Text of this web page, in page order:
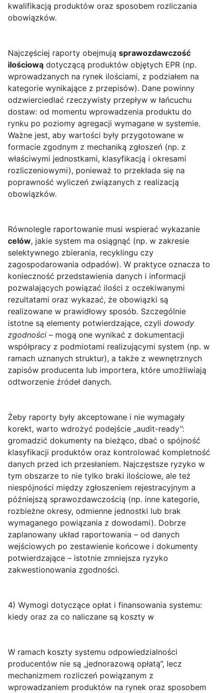
kwalifikacją produktów oraz sposobem rozliczania
obowiązków.
Najczęściej raporty obejmują sprawozdawczość
ilościową dotyczącą produktów objętych EPR (np.
wprowadzanych na rynek ilościami, z podziałem na
kategorie wynikające z przepisów). Dane powinny
odzwierciedlać rzeczywisty przepływ w łańcuchu
dostaw: od momentu wprowadzenia produktu do
rynku po poziomy agregacji wymagane w systemie.
Ważne jest, aby wartości były przygotowane w
formacie zgodnym z mechaniką zgłoszeń (np. z
właściwymi jednostkami, klasyfikacją i okresami
rozliczeniowymi), ponieważ to przekłada się na
poprawność wyliczeń związanych z realizacją
obowiązków.
Równolegle raportowanie musi wspierać wykazanie
celów, jakie system ma osiągnąć (np. w zakresie
selektywnego zbierania, recyklingu czy
zagospodarowania odpadów). W praktyce oznacza to
konieczność przedstawienia danych i informacji
pozwalających powiązać ilości z oczekiwanymi
rezultatami oraz wykazać, że obowiązki są
realizowane w prawidłowy sposób. Szczególnie
istotne są elementy potwierdzające, czyli dowody
zgodności – mogą one wynikać z dokumentacji
współpracy z podmiotami realizującymi system (np. w
ramach uznanych struktur), a także z wewnętrznych
zapisów producenta lub importera, które umożliwiają
odtworzenie źródeł danych.
Żeby raporty były akceptowane i nie wymagały
korekt, warto wdrożyć podejście „audit-ready”:
gromadzić dokumenty na bieżąco, dbać o spójność
klasyfikacji produktów oraz kontrolować kompletność
danych przed ich przesłaniem. Najczęstsze ryzyko w
tym obszarze to nie tylko braki ilościowe, ale też
niespójności między zgłoszeniem rejestracyjnym a
późniejszą sprawozdawczością (np. inne kategorie,
rozbieżne okresy, odmienne jednostki lub brak
wymaganego powiązania z dowodami). Dobrze
zaplanowany układ raportowania – od danych
wejściowych po zestawienie końcowe i dokumenty
potwierdzające – istotnie zmniejsza ryzyko
zakwestionowania zgodności.
4) Wymogi dotyczące opłat i finansowania systemu:
kiedy oraz za co naliczane są koszty w
W ramach koszty systemu odpowiedzialności
producentów nie są „jednorazową opłatą”, lecz
mechanizmem rozliczeń powiązanym z
wprowadzaniem produktów na rynek oraz sposobem